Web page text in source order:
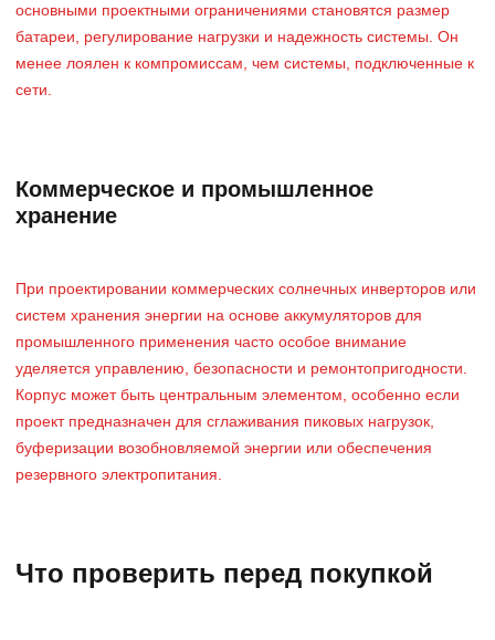
основными проектными ограничениями становятся размер
батареи, регулирование нагрузки и надежность системы. Он
менее лоялен к компромиссам, чем системы, подключенные к
сети.
Коммерческое и промышленное
хранение
При проектировании коммерческих солнечных инверторов или
систем хранения энергии на основе аккумуляторов для
промышленного применения часто особое внимание
уделяется управлению, безопасности и ремонтопригодности.
Корпус может быть центральным элементом, особенно если
проект предназначен для сглаживания пиковых нагрузок,
буферизации возобновляемой энергии или обеспечения
резервного электропитания.
Что проверить перед покупкой